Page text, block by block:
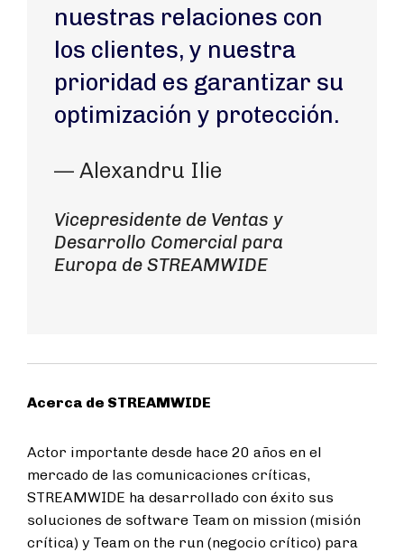
nuestras relaciones con
los clientes, y nuestra
prioridad es garantizar su
optimización y protección.
— Alexandru Ilie
Vicepresidente de Ventas y
Desarrollo Comercial para
Europa de STREAMWIDE
Acerca de STREAMWIDE
Actor importante desde hace 20 años en el
mercado de las comunicaciones críticas,
STREAMWIDE ha desarrollado con éxito sus
soluciones de software Team on mission (misión
crítica) y Team on the run (negocio crítico) para